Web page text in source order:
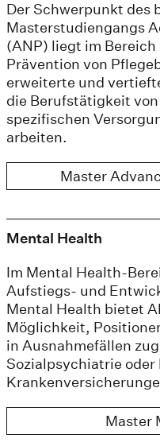
Der Schwerpunkt des
Masterstudiengangs
(ANP) liegt im
Prävention von
erweiterte und
die Berufstätigkeit
spezifischen
arbeiten.
Master
Mental Health
Im Mental Health-
Aufstiegs- und
Mental Health bietet
Möglichkeit,
in Ausnahmefällen
Sozialpsychiatrie oder
Master